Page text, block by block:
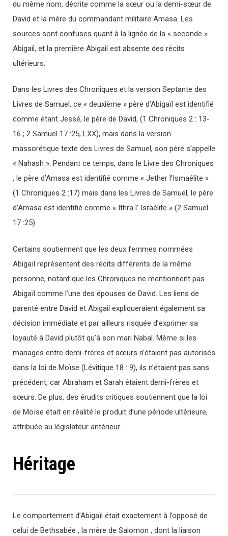
du même nom, décrite comme la sœur ou la demi-sœur de
David et la mère du commandant militaire Amasa. Les
sources sont confuses quant à la lignée de la « seconde »
Abigail, et la première Abigail est absente des récits
ultérieurs.
Dans les Livres des Chroniques et la version Septante des
Livres de Samuel, ce « deuxième » père d’Abigaïl est identifié
comme étant Jessé, le père de David, (1 Chroniques 2 : 13-
16 ; 2 Samuel 17 :25, LXX), mais dans la version
massorétique texte des Livres de Samuel, son père s’appelle
« Nahash ». Pendant ce temps, dans le Livre des Chroniques
, le père d’Amasa est identifié comme « Jether l’Ismaélite »
(1 Chroniques 2 :17) mais dans les Livres de Samuel, le père
d’Amasa est identifié comme « Ithra l’ Israélite » (2 Samuel
17 :25).
Certains soutiennent que les deux femmes nommées
Abigaïl représentent des récits différents de la même
personne, notant que les Chroniques ne mentionnent pas
Abigaïl comme l’une des épouses de David. Les liens de
parenté entre David et Abigail expliqueraient également sa
décision immédiate et par ailleurs risquée d’exprimer sa
loyauté à David plutôt qu’à son mari Nabal. Même si les
mariages entre demi-frères et sœurs n’étaient pas autorisés
dans la loi de Moïse (Lévitique 18 : 9), ils n’étaient pas sans
précédent, car Abraham et Sarah étaient demi-frères et
sœurs. De plus, des érudits critiques soutiennent que la loi
de Moïse était en réalité le produit d’une période ultérieure,
attribuée au législateur antérieur.
Héritage
Le comportement d’Abigaïl était exactement à l’opposé de
celui de Bethsabée , la mère de Salomon , dont la liaison